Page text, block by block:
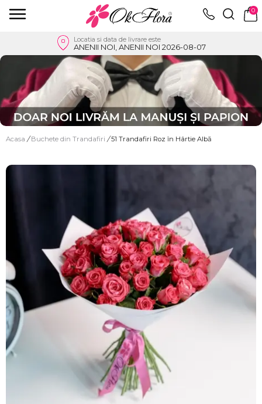
0
Locatia si data de livrare este
ANENII NOI, ANENII NOI 2026-08-07
Acasa / Buchete din Trandafiri / 51 Trandafiri Roz în Hârtie Albă